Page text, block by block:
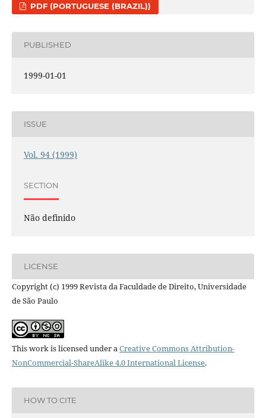
PDF (PORTUGUESE (BRAZIL))
PUBLISHED
1999-01-01
ISSUE
Vol. 94 (1999)
SECTION
Não definido
LICENSE
Copyright (c) 1999 Revista da Faculdade de Direito, Universidade
de São Paulo
This work is licensed under aCreative Commons Attribution-
NonCommercial-ShareAlike 4.0 International License.
HOW TO CITE